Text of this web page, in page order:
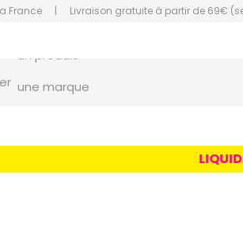
France | Livraison gratuite à partir de 69€
Pharmacie Amiens Fachon
un conseil
une marque